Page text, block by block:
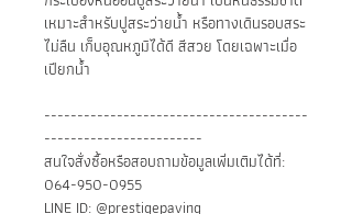
เหมาะสำหรับปูสระว่ายน้ำ หรือทางเดินรอบสระ
ไม่ลืน เก็บอุณหภูมิได้ดี สีสวย โดยเฉพาะเมื่อ
เปียกน้ำ
----------------------------------------
------------------------
สนใจสั่งซื้อหรือสอบถามข้อมูลเพิ่มเติมได้ที่:
064-950-0955
LINE ID: @prestigepaving